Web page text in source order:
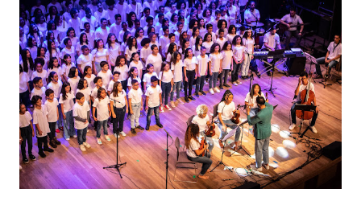
Orlande, natural de Vitória e criada na Serra, sempre foi imersa no
universo musical, tendo sido influenciada por seu pai, também músico.
Inicialmente, seu sonho era se tornar percussionista, mas, por volta
dos 22 anos, ela se enxergou como cantora e passou a investir na
carreira. Em seus shows, transita por estilos diversos, que vão d...